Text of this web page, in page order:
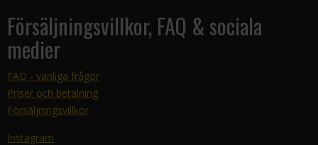
Försäljningsvillkor, FAQ & sociala
medier
FAQ - vanliga frågor
Priser och betalning
Försäljningsvillkor
Instagram